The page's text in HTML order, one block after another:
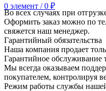
0 элемент / 0 ₽
Во всех случаях при
Оформить заказ можно по
свяжется наш менеджер.
Гарантийный обязательства
Наша компания продает
Гарантийное обслуживание
Мы всегда оказываем
покупателем, контролируя
Режим работы службы